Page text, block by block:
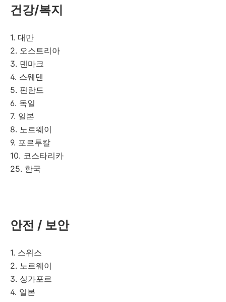
건강/복지
1. 대만
2. 오스트리아
3. 덴마크
4. 스웨덴
5. 핀란드
6. 독일
7. 일본
8. 노르웨이
9. 포르투칼
10. 코스타리카
25. 한국
안전 / 보안
1. 스위스
2. 노르웨이
3. 싱가포르
4. 일본